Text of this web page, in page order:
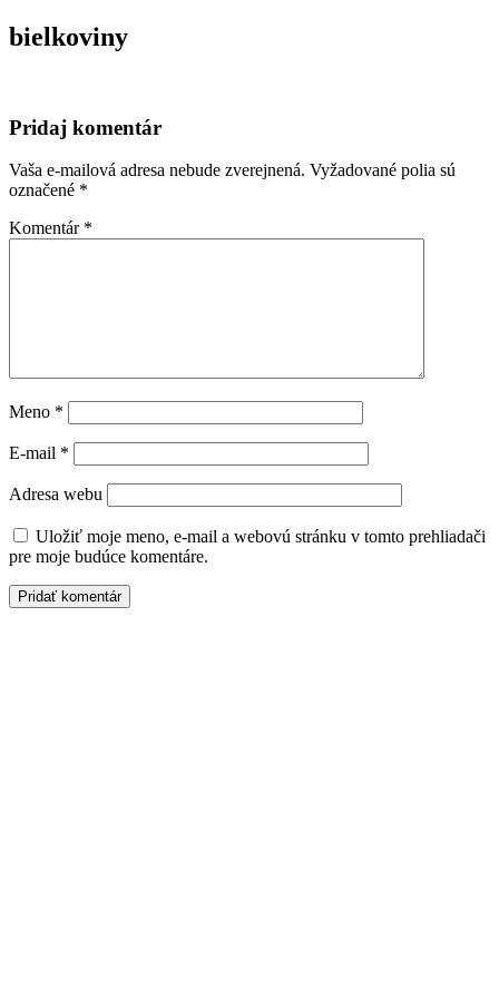
bielkoviny
Pridaj komentár
Vaša e-mailová adresa nebude zverejnená. Vyžadované polia sú
označené *
Komentár *
Meno *
E-mail *
Adresa webu
Uložiť moje meno, e-mail a webovú stránku v tomto prehliadači
pre moje budúce komentáre.